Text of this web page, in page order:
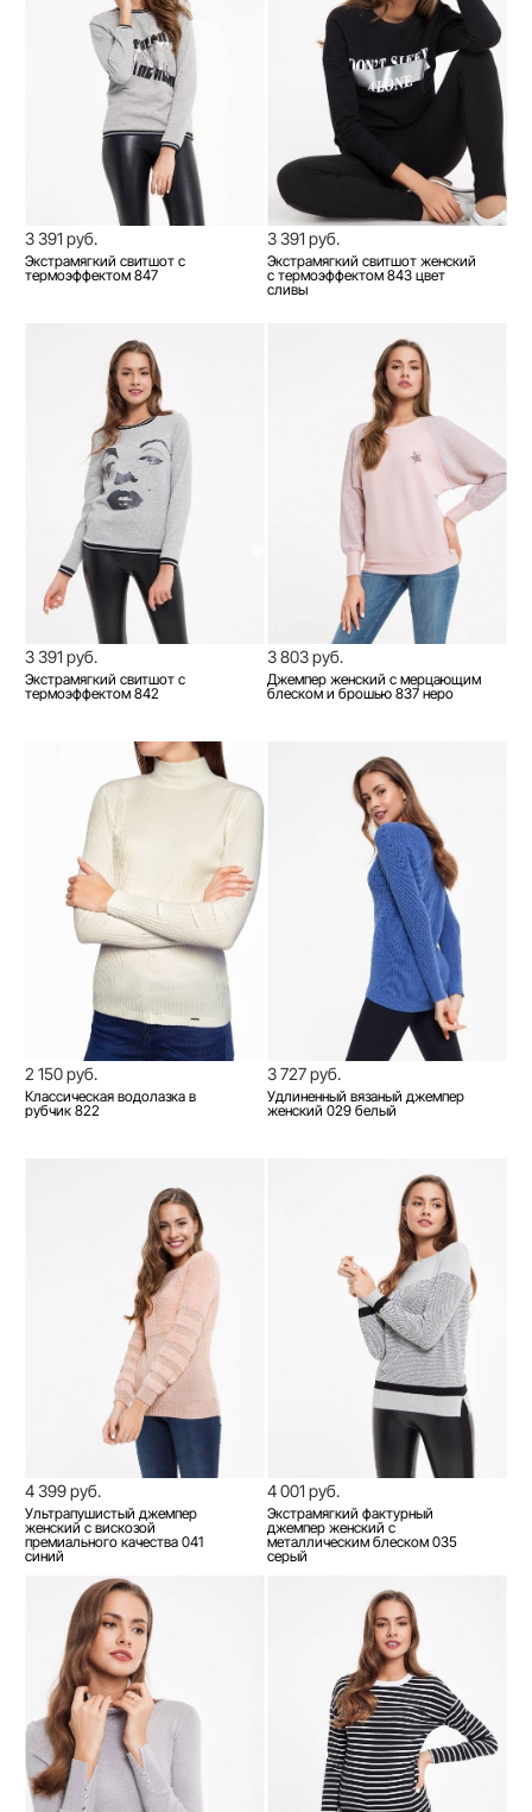
3 391 руб.
Экстрамягкий свитшот с
термоэффектом 847
3 391 руб.
Экстрамягкий свитшот женский
с термоэффектом 843 цвет
сливы
3 391 руб.
Экстрамягкий свитшот с
термоэффектом 842
3 803 руб.
Джемпер женский с мерцающим
блеском и брошью 837 неро
2 150 руб.
Классическая водолазка в
рубчик 822
3 727 руб.
Удлиненный вязаный джемпер
женский 029 белый
4 399 руб.
Ультрапушистый джемпер
женский с вискозой
премиального качества 041
синий
4 001 руб.
Экстрамягкий фактурный
джемпер женский с
металлическим блеском 035
серый